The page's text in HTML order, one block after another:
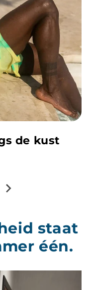
de kust
staat
één.